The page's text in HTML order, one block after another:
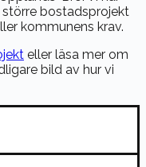
bostadsprojekt
kommunens krav.
eller läsa mer om
bild av hur vi